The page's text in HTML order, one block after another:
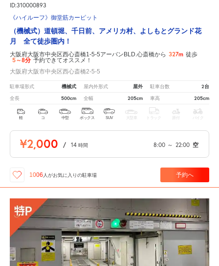
ID:310000893
《ハイルーフ》御堂筋カーピット
（機械式）道頓堀、千日前、アメリカ村、よしもとグランド花
月 全て徒歩圏内！
大阪府大阪市中央区西心斎橋1-5-5アーバンBLD.心斎橋から 327m 徒歩
5～8分 予約できてオススメ！
大阪府大阪市中央区西心斎橋2-5-5
駐車場形式 機械式 屋内外形式 屋外 駐車台数 2台
全長 500cm 全幅 205cm 車高 205cm
軽 コ 中型 ボックス SUV 大型車 トラック 原付 バイク
¥2,000 / 14 時間 8:00 ～ 22:00 空
1006 人がお気に入りの駐車場 予約へ